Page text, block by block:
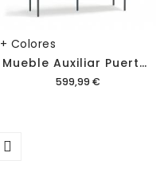
+ Colores
M
Ueble Auxiliar Puerta Corredera Nube
Precio
599,99 €